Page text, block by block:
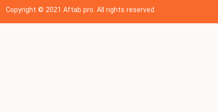
Copyright © 202 1Aftab pro. All rights reserved.